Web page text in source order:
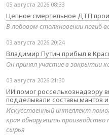
05 августа 2026 08:33
Цепное смертельное ДТП
В лобовом столкновении погиб
03 августа 2026 20:24
Владимир Путин прибыл в
Он принял участие в закрытии
03 августа 2026 21:30
ИИ помог россельхознадзору
подделывали составы мантов
Искусственный интеллект
края обнаружить производство
сырья